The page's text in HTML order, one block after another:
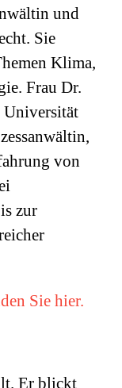
und
Sie
Klima,
Frau Dr.
Universität
von
zur
Sie hier.
Er blickt